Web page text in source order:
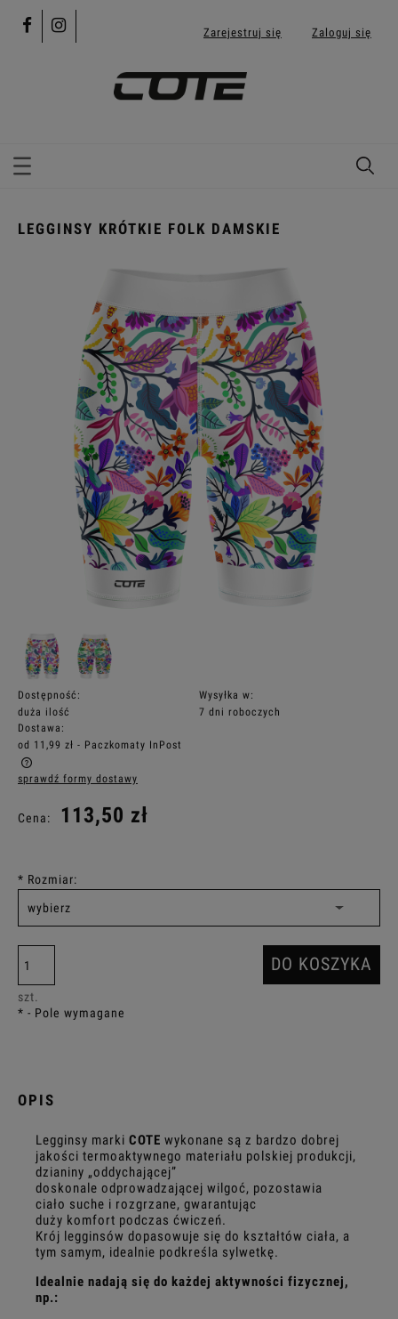
Zarejestruj się Zaloguj się
LEGGINSY KRÓTKIE FOLK DAMSKIE
Dostępność:
duża ilość
Wysyłka w:
7 dni roboczych
Dostawa:
od 11,99 zł - Paczkomaty InPost
Cena nie zawiera ewentualnych kosztów płatności
sprawdź formy dostawy
Cena: 113,50 zł
* Rozmiar:
szt.
DO KOSZYKA
* - Pole wymagane
OPIS
Legginsy marki COTE wykonane są z bardzo dobrej
jakości termoaktywnego materiału polskiej produkcji,
dzianiny „oddychającej”
doskonale odprowadzającej wilgoć, pozostawia
ciało suche i rozgrzane, gwarantując
duży komfort podczas ćwiczeń.
Krój legginsów dopasowuje się do kształtów ciała, a
tym samym, idealnie podkreśla sylwetkę.
Idealnie nadają się do każdej aktywności fizycznej,
np.: